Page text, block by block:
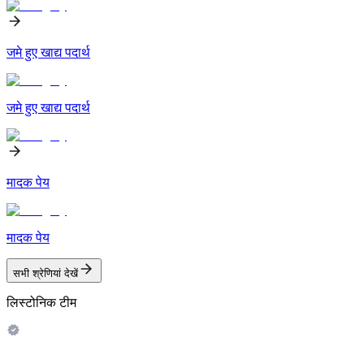
जमे हुए खाद्य पदार्थ
जमे हुए खाद्य पदार्थ
मादक पेय
मादक पेय
सभी श्रेणियां देखें
लिस्टोनिक टीम